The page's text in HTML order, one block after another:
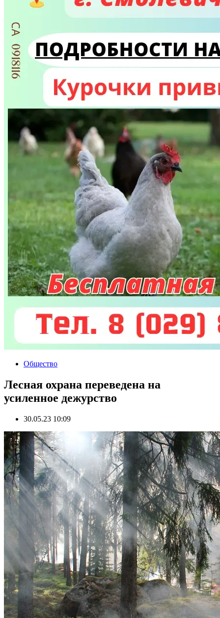
Общество
Лесная охрана переведена на
усиленное дежурство
30.05.23 10:09